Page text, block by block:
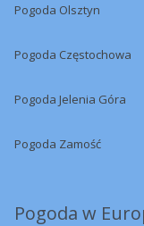
Pogoda Olsztyn
Pogoda Częstochowa
Pogoda Jelenia Góra
Pogoda Zamość
Pogoda w